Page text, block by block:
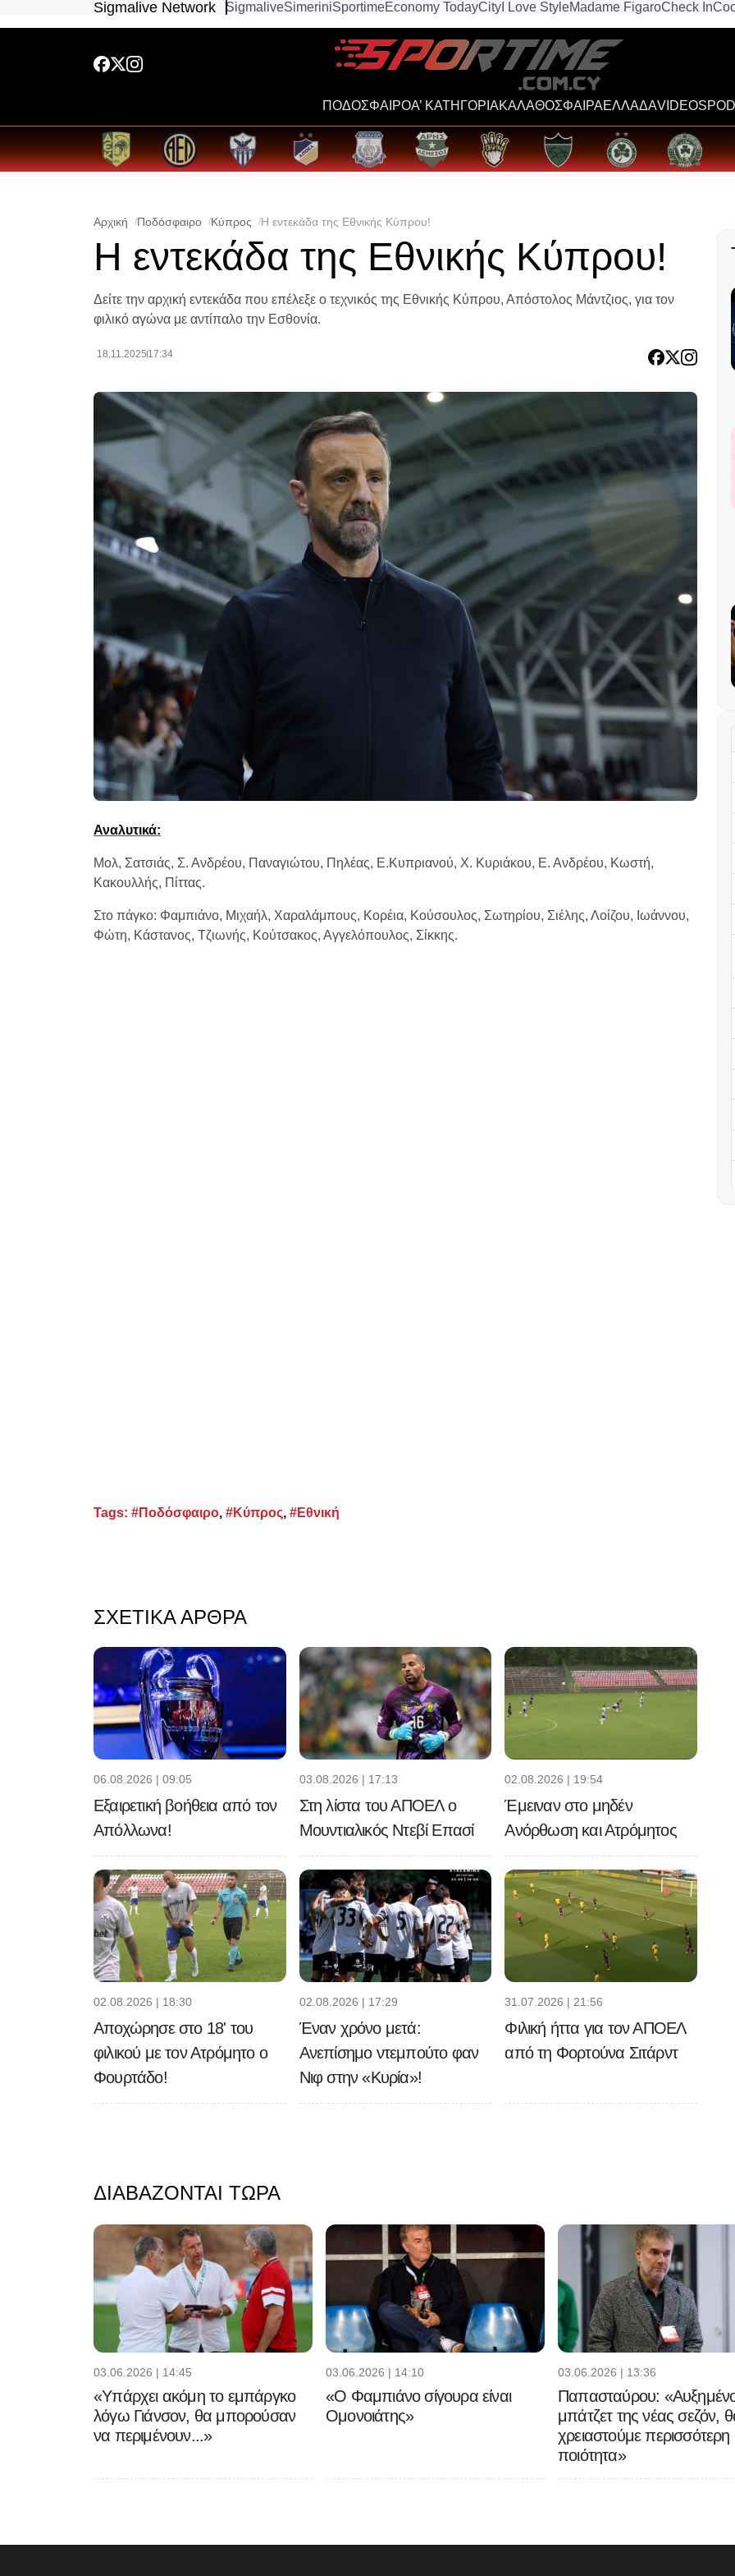
Sigmalive Network SigmaliveSimeriniSportimeEconomy TodayCity I Love StyleMadame FigaroCheck In
ΠΟΔΟΣΦΑΙΡΟΑ’ ΚΑΤΗΓΟΡΙΑΚΑΛΑΘΟΣΦΑΙΡΑΕΛΛΑΔΑVIDEOS
Αρχική Ποδόσφαιρο Κύπρος Η εντεκάδα της Εθνικής Κύπρου!
Η εντεκάδα της Εθνικής Κύπρου!
Δείτε την αρχική εντεκάδα που επέλεξε ο τεχνικός της Εθνικής Κύπρου, Απόστολος Μάντζιος, για τον
φιλικό αγώνα με αντίπαλο την Εσθονία.
18.11.2025 17:34
Αναλυτικά:
Μολ, Σατσιάς, Σ. Ανδρέου, Παναγιώτου, Πηλέας, Ε.Κυπριανού, Χ. Κυριάκου, Ε. Ανδρέου, Κωστή,
Κακουλλής, Πίττας.
Στο πάγκο: Φαμπιάνο, Μιχαήλ, Χαραλάμπους, Κορέια, Κούσουλος, Σωτηρίου, Σιέλης, Λοίζου, Ιωάννου,
Φώτη, Κάστανος, Τζιωνής, Κούτσακος, Αγγελόπουλος, Σίκκης.
Tags: #Ποδόσφαιρο, #Κύπρος, #Εθνική
ΣΧΕΤΙΚΆ ΆΡΘΡΑ
06.08.2026 | 09:05
Εξαιρετική βοήθεια από τον
Απόλλωνα!
03.08.2026 | 17:13
Στη λίστα του ΑΠΟΕΛ ο
Μουντιαλικός Ντεβί Επασί
02.08.2026 | 19:54
Έμειναν στο μηδέν
Ανόρθωση και Ατρόμητος
02.08.2026 | 18:30
Αποχώρησε στο 18' του
φιλικού με τον Ατρόμητο ο
Φουρτάδο!
02.08.2026 | 17:29
Έναν χρόνο μετά:
Ανεπίσημο ντεμπούτο φαν
Νιφ στην «Κυρία»!
31.07.2026 | 21:56
Φιλική ήττα για τον ΑΠΟΕΛ
από τη Φορτούνα Σιτάρντ
ΔΙΑΒΆΖΟΝΤΑΙ ΤΏΡΑ
03.06.2026 | 14:45
«Υπάρχει ακόμη το εμπάργκο
λόγω Γιάνσον, θα μπορούσαν
να περιμένουν...»
03.06.2026 | 14:10
«Ο Φαμπιάνο σίγουρα είναι
Ομονοιάτης»
03.06.2026 | 13:36
Παπασταύρου:
μπάτζετ της νέας σεζόν,
χρειαστούμε περισσότερη
ποιότητα»